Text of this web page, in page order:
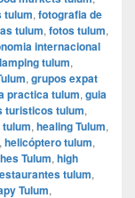
tulum, fotografia de
tulum, fotos tulum,
internacional
tulum,
, grupos expat
practica tulum, guia
turisticos tulum,
, healing Tulum,
, helicóptero tulum,
Tulum, high
tulum,
Tulum,